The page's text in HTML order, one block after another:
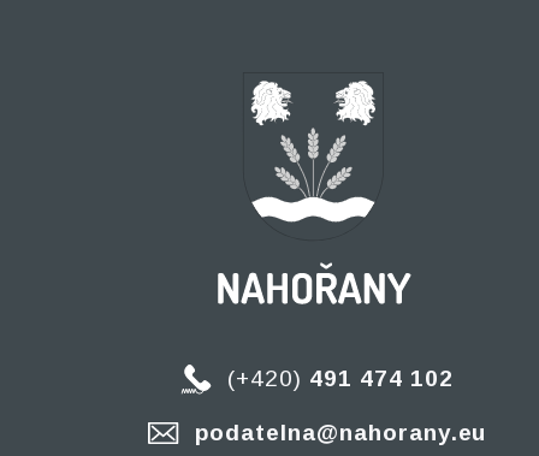
(+420) 491 474 102
podatelna@nahorany.eu